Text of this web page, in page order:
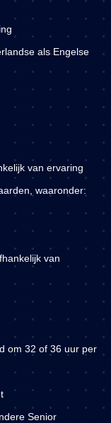
als Engelse
van ervaring
waaronder:
van
om 32 of 36 uur per
Senior